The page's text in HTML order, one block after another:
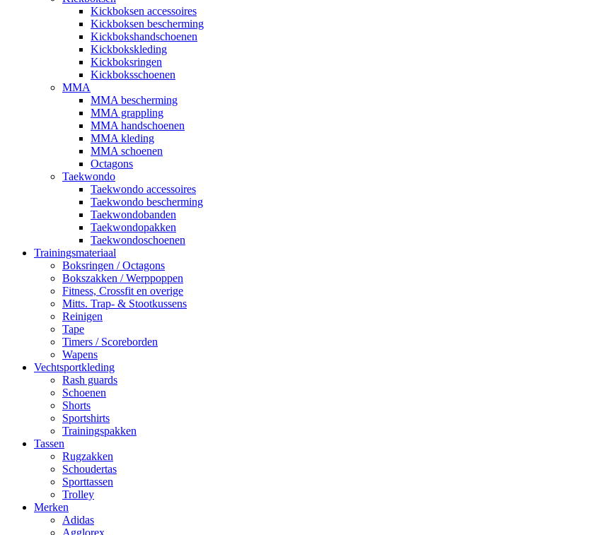
Kickboksen accessoires
Kickboksen bescherming
Kickbokshandschoenen
Kickbokskleding
Kickboksringen
Kickboksschoenen
MMA
MMA bescherming
MMA grappling
MMA handschoenen
MMA kleding
MMA schoenen
Octagons
Taekwondo
Taekwondo accessoires
Taekwondo bescherming
Taekwondobanden
Taekwondopakken
Taekwondoschoenen
Trainingsmateriaal
Boksringen / Octagons
Bokszakken / Werppoppen
Fitness, Crossfit en overige
Mitts. Trap- & Stootkussens
Reinigen
Tape
Timers / Scoreborden
Wapens
Vechtsportkleding
Rash guards
Schoenen
Shorts
Sportshirts
Trainingspakken
Tassen
Rugzakken
Schoudertas
Sporttassen
Trolley
Merken
Adidas
Agglorex